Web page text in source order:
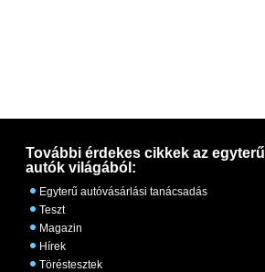
További érdekes cikkek az egyterű
autók világából:
Egyterű autóvásárlási tanácsadás
Teszt
Magazin
Hírek
Töréstesztek